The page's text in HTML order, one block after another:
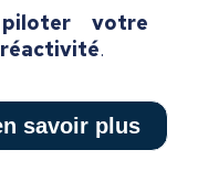
piloter votre
.
savoir plus